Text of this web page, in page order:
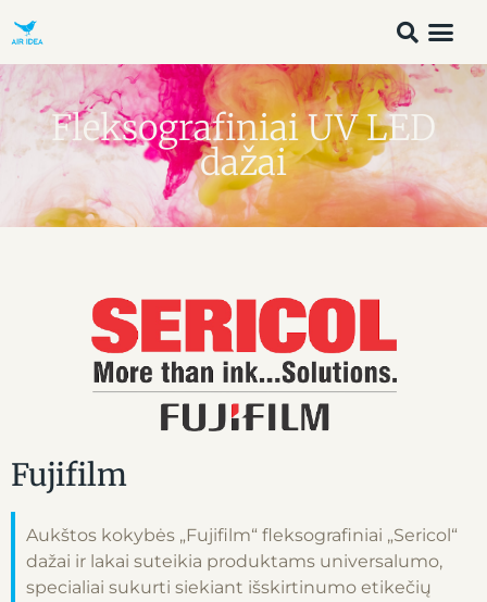
Fleksografiniai UV LED
dažai
Fujifilm
Aukštos kokybės „Fujifilm“ fleksografiniai „Sericol“
dažai ir lakai suteikia produktams universalumo,
specialiai sukurti siekiant išskirtinumo etikečių